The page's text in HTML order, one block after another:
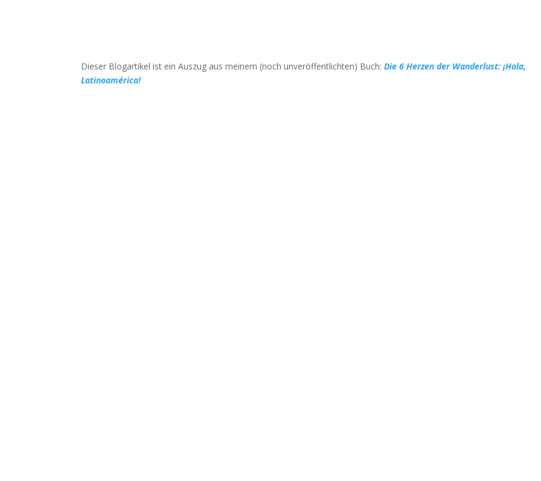
Dieser Blogartikel ist ein Auszug aus meinem (noch unveröffentlichten) Buch:Die 6 Herzen der Wanderlust: ¡Hola,
Latinoamérica!